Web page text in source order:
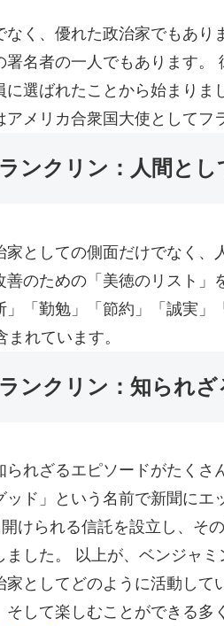
なく、優れた政治家でもあ
名者の一人でもあります。
に選ばれたことから始まり
メリカ合衆国大使としてフ
ンクリン：人間とし
としての側面だけでなく、
のための「美徳のリスト」
「勤勉」「節約」「誠実
れています。
ンクリン：知られざ
られざるエピソードがたく
ド」という名前で新聞にエ
けられる信託を設立し、そ
した。 以上が、ベンジャ
家としてどのように活動し
して楽しむことができる多